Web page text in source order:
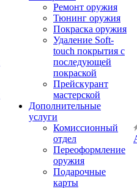
Ремонт оружия
Тюнинг оружия
Покраска оружия
Удаление Soft-
touch покрытия с
последующей
покраской
Прейскурант
мастерской
Дополнительные
услуги
Комиссионный
отдел
Переоформление
оружия
Подарочные
карты